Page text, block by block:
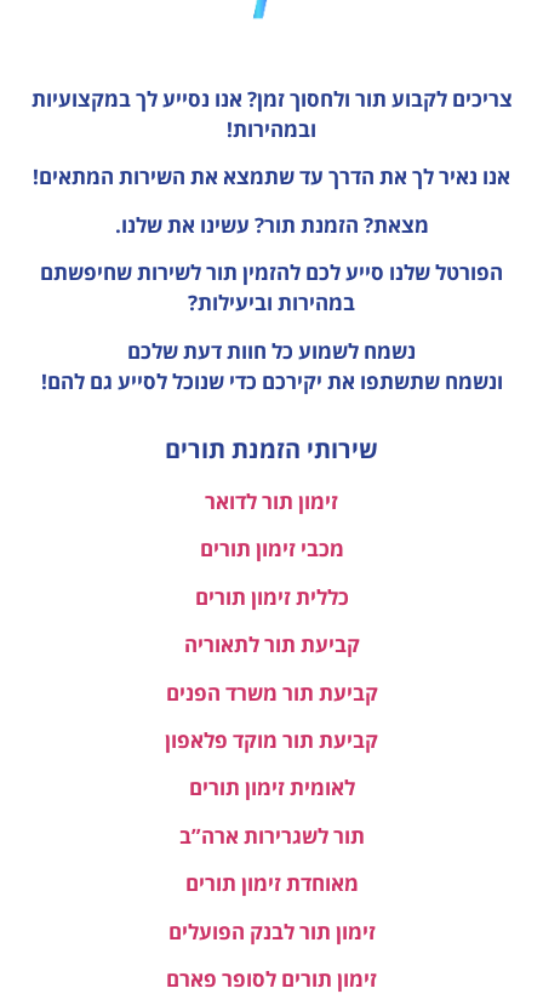
צריכים לקבוע תור ולחסוך זמן? אנו נסייע לך במקצועיות
ובמהירות!
אנו נאיר לך את הדרך עד שתמצא את השירות המתאים!
מצאת? הזמנת תור? עשינו את שלנו.
הפורטל שלנו סייע לכם להזמין תור לשירות שחיפשתם
במהירות וביעילות?
נשמח לשמוע כל חוות דעתשלכם
ונשמח שתשתפו את יקירכם כדי שנוכל לסייע גם להם!
שירותי הזמנת תורים
זימון תור לדואר
מכבי זימון תורים
כללית זימון תורים
קביעת תור לתאוריה
קביעת תור משרד הפנים
קביעת תור מוקד פלאפון
לאומית זימון תורים
תור לשגרירות ארה”ב
מאוחדת זימון תורים
זימון תור לבנק הפועלים
זימון תורים לסופר פארם